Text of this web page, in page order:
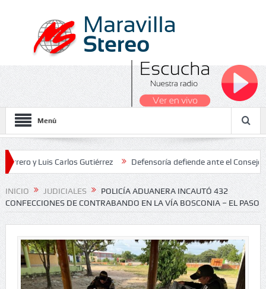
Menú
Carlos Gutiérrez Defensoría defiende ante el Consejo de
Nacionales 2026
INICIO JUDICIALES
POLICÍA ADUANERA INCAUTÓ 432
CONFECCIONES DE CONTRABANDO EN LA VÍA BOSCONIA – EL PASO